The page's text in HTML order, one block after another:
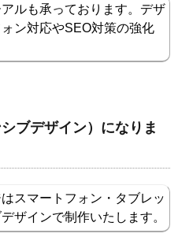
ルも承っております。デザ
ン対応やSEO対策の強化
ブデザイン）になりま
スマートフォン・タブレッ
ザインで制作いたします。